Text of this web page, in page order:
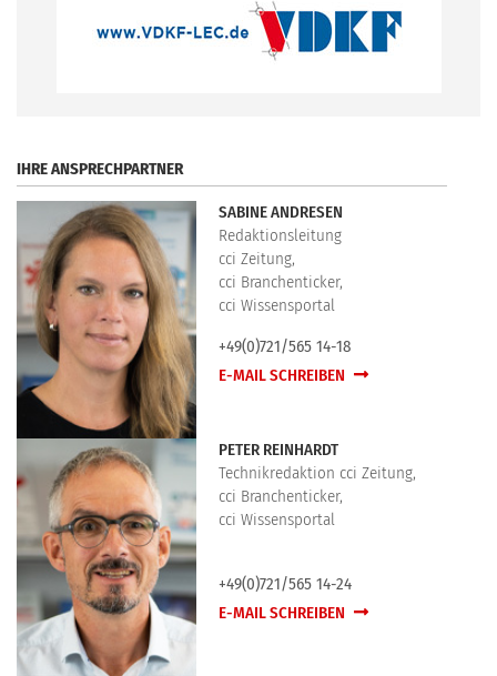
IHRE ANSPRECHPARTNER
SABINE ANDRESEN
Redaktionsleitung
cci Zeitung,
cci Branchenticker,
cci Wissensportal
+49(0)721/565 14-18
E-MAIL SCHREIBEN
PETER REINHARDT
Technikredaktion cci Zeitung,
cci Branchenticker,
cci Wissensportal
+49(0)721/565 14-24
E-MAIL SCHREIBEN